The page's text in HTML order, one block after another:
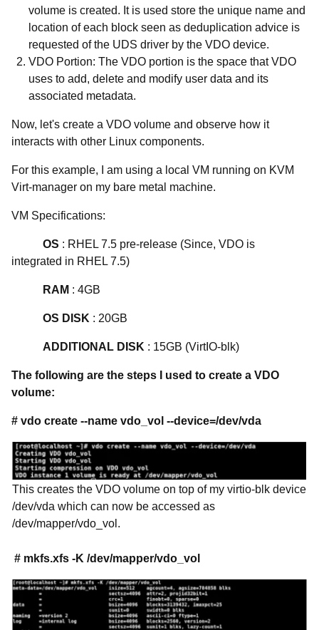
volume is created. It is used store the unique name and
location of each block seen as deduplication advice is
requested of the UDS driver by the VDO device.
VDO Portion: The VDO portion is the space that VDO
uses to add, delete and modify user data and its
associated metadata.
Now, let's create a VDO volume and observe how it
interacts with other Linux components.
For this example, I am using a local VM running on KVM
Virt-manager on my bare metal machine.
VM Specifications:
OS : RHEL 7.5 pre-release (Since, VDO is
integrated in RHEL 7.5)
RAM : 4GB
OS DISK : 20GB
ADDITIONAL DISK : 15GB (VirtIO-blk)
The following are the steps I used to create a VDO
volume:
# vdo create --name vdo_vol --device=/dev/vda
This creates the VDO volume on top of my virtio-blk device
/dev/vda which can now be accessed as
/dev/mapper/vdo_vol.
# mkfs.xfs -K /dev/mapper/vdo_vol